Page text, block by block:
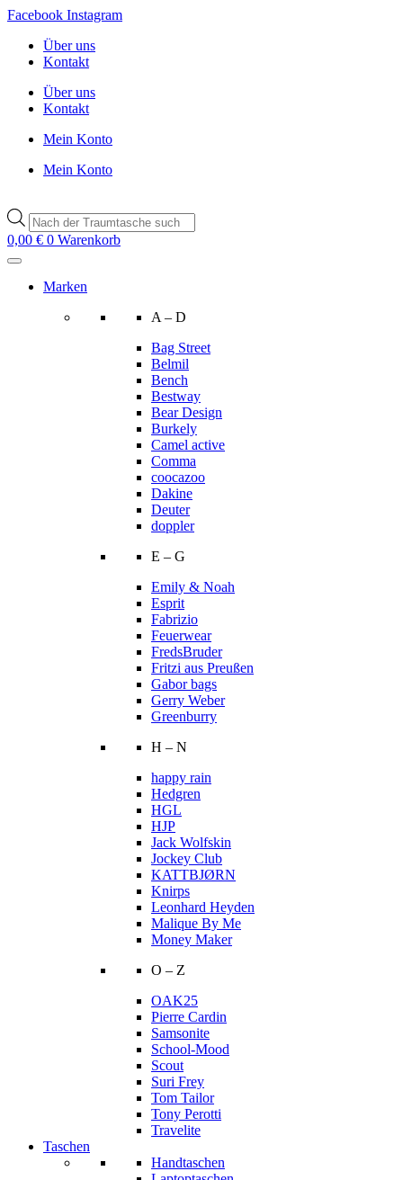
Zum
wechseln
Facebook Instagram
Über uns
Kontakt
Über uns
Kontakt
Mein Konto
Mein Konto
Products
search
0,00 € 0 Warenkorb
Marken
A – D
Bag Street
Belmil
Bench
Bestway
Bear Design
Burkely
Camel active
Comma
coocazoo
Dakine
Deuter
doppler
E – G
Emily & Noah
Esprit
Fabrizio
Feuerwear
FredsBruder
Fritzi aus Preußen
Gabor bags
Gerry Weber
Greenburry
H – N
happy rain
Hedgren
HGL
HJP
Jack Wolfskin
Jockey Club
KATTBJØRN
Knirps
Leonhard Heyden
Malique By Me
Money Maker
O – Z
OAK25
Pierre Cardin
Samsonite
School-Mood
Scout
Suri Frey
Tom Tailor
Tony Perotti
Travelite
Taschen
Handtaschen